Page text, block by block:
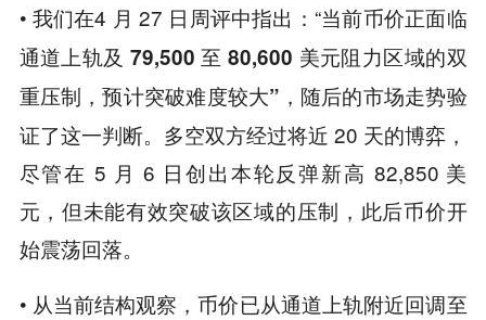
• 我们在4 月 27 日周评中指出：“当前币价正面临
通道上轨及 79,500 至 80,600 美元阻力区域的双
重压制，预计突破难度较大” ，随后的市场走势验
证了这一判断。多空双方经过将近 20 天的博弈，
尽管在 5 月 6 日创出本轮反弹新高 82,850 美
元，但未能有效突破该区域的压制，此后币价开
始震荡回落。
• 从当前结构观察，币价已从通道上轨附近回调至